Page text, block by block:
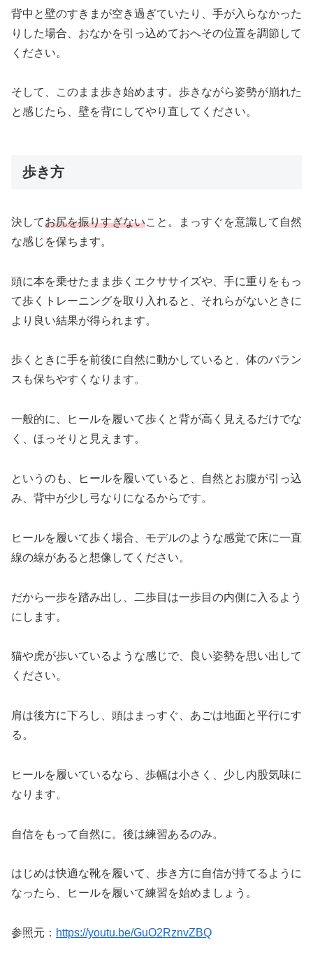
背中と壁のすきまが空き過ぎていたり、手が入らなかった
りした場合、おなかを引っ込めておへその位置を調節して
ください。
そして、このまま歩き始めます。歩きながら姿勢が崩れた
と感じたら、壁を背にしてやり直してください。
歩き方
決してお尻を振りすぎないこと。まっすぐを意識して自然
な感じを保ちます。
頭に本を乗せたまま歩くエクササイズや、手に重りをもっ
て歩くトレーニングを取り入れると、それらがないときに
より良い結果が得られます。
歩くときに手を前後に自然に動かしていると、体のバラン
スも保ちやすくなります。
一般的に、ヒールを履いて歩くと背が高く見えるだけでな
く、ほっそりと見えます。
というのも、ヒールを履いていると、自然とお腹が引っ込
み、背中が少し弓なりになるからです。
ヒールを履いて歩く場合、モデルのような感覚で床に一直
線の線があると想像してください。
だから一歩を踏み出し、二歩目は一歩目の内側に入るよう
にします。
猫や虎が歩いているような感じで、良い姿勢を思い出して
ください。
肩は後方に下ろし、頭はまっすぐ、あごは地面と平行にす
る。
ヒールを履いているなら、歩幅は小さく、少し内股気味に
なります。
自信をもって自然に。後は練習あるのみ。
はじめは快適な靴を履いて、歩き方に自信が持てるように
なったら、ヒールを履いて練習を始めましょう。
参照元： https://youtu.be/GuO2RznvZBQ